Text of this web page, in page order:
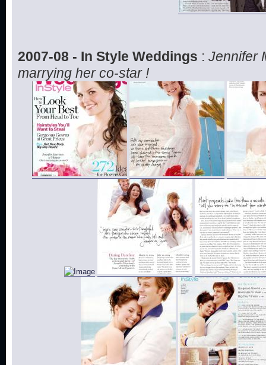
2007-08 - In Style Weddings : Jennifer
marrying her co-star !